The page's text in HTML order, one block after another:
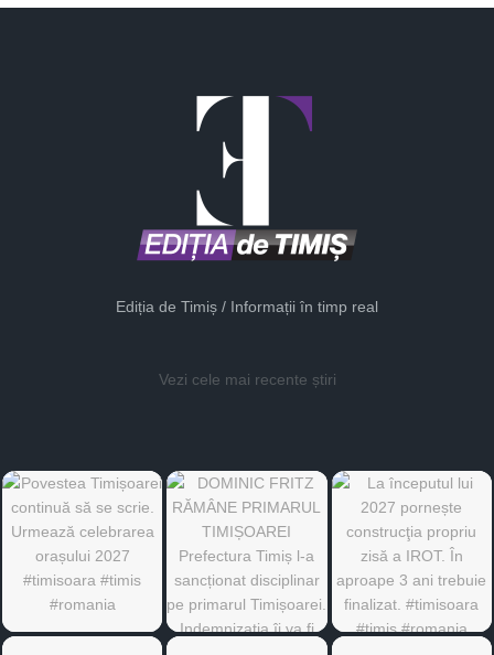
Ediția de Timiș / Informații în timp real
Vezi cele mai recente știri